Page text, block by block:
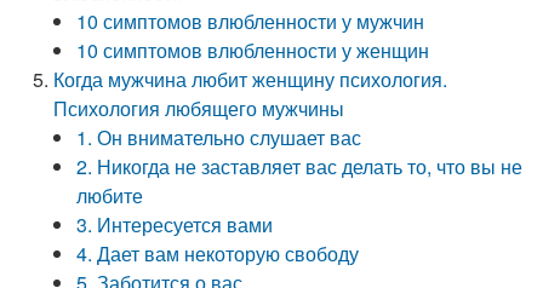
10 симптомов влюбленности у мужчин
10 симптомов влюбленности у женщин
Когда мужчина любит женщину психология.
Психология любящего мужчины
1. Он внимательно слушает вас
2. Никогда не заставляет вас делать то, что вы не
любите
3. Интересуется вами
4. Дает вам некоторую свободу